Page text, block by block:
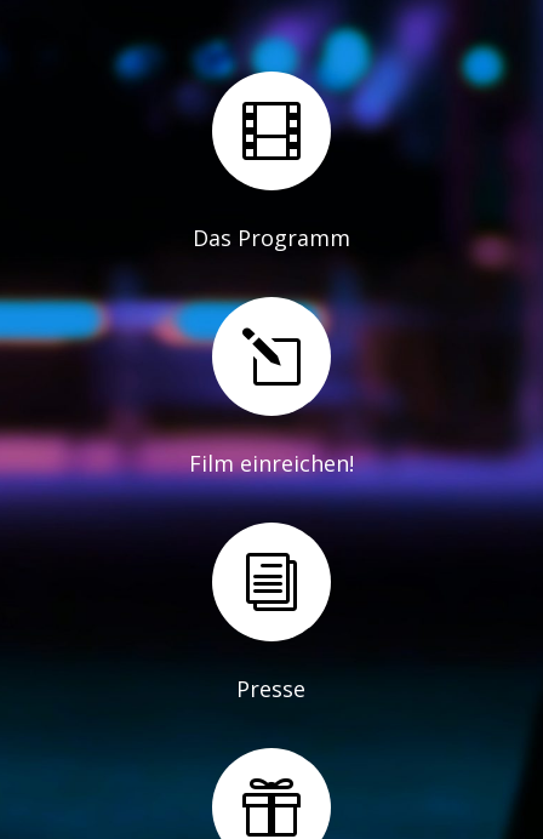

Das Programm
l
Film einreichen!
i
Presse
